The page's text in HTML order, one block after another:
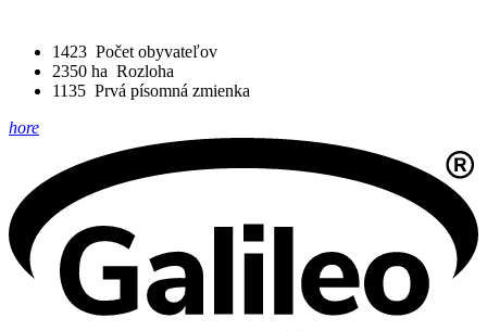
1423 Počet obyvateľov
2350 ha Rozloha
1135 Prvá písomná zmienka
hore